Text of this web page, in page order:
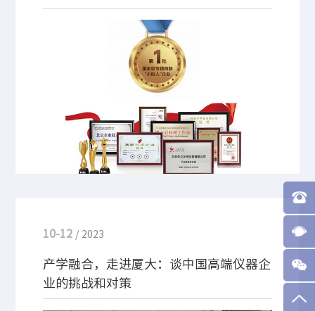
近日，国家海关总署公布了“中国海关贸易景气统计
调（进口）样本企业”名单，北京卓立汉光仪器有限
公司（以下简称“卓立汉光”）荣誉登榜。
10-12 / 2023
产学融合，走进厦大：谈中国高端仪器企
业的挑战和对策